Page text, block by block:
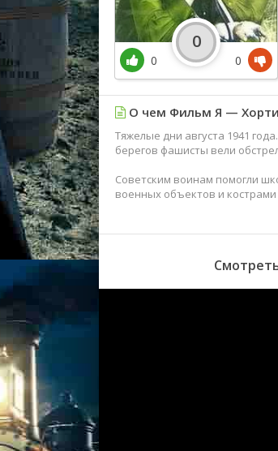
0
0
0
О чем Фильм Я —
Тяжелые дни августа 1941
берегов фашисты вели
Советским воинам помогли
военных объектов и